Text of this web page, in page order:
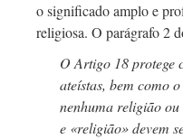
o significado amplo e
religiosa. O parágrafo 2
O Artigo 18 protege
ateístas, bem como
nenhuma religião
e «religião» devem